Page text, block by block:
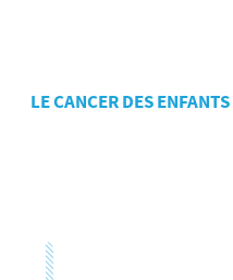
LE CANCER DES ENFANTS